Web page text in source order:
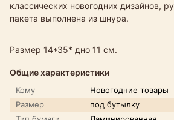
классических новогодних дизайнов,
пакета выполнена из шнура.
Размер 14*35* дно 11 см.
Общие характеристики
Кому
Новогодние товары
Размер
под бутылку